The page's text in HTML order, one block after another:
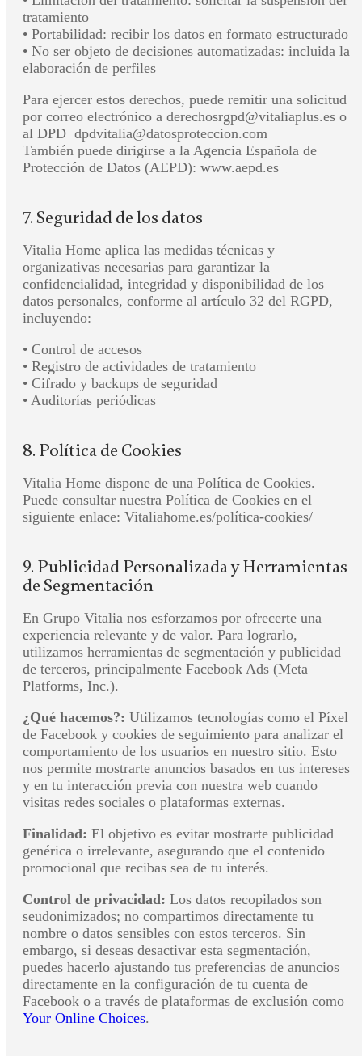
tratamiento
• Portabilidad: recibir los datos en formato estructurado
• No ser objeto de decisiones automatizadas: incluida la
elaboración de perfiles
Para ejercer estos derechos, puede remitir una solicitud
por correo electrónico a derechosrgpd@vitaliaplus.es o
al DPD dpdvitalia@datosproteccion.com
También puede dirigirse a la Agencia Española de
Protección de Datos (AEPD): www.aepd.es
7. Seguridad de los datos
Vitalia Home aplica las medidas técnicas y
organizativas necesarias para garantizar la
confidencialidad, integridad y disponibilidad de los
datos personales, conforme al artículo 32 del RGPD,
incluyendo:
• Control de accesos
• Registro de actividades de tratamiento
• Cifrado y backups de seguridad
• Auditorías periódicas
8. Política de Cookies
Vitalia Home dispone de una Política de Cookies.
Puede consultar nuestra Política de Cookies en el
siguiente enlace: Vitaliahome.es/política-cookies/
9. Publicidad Personalizada y Herramientas
de Segmentación
En Grupo Vitalia nos esforzamos por ofrecerte una
experiencia relevante y de valor. Para lograrlo,
utilizamos herramientas de segmentación y publicidad
de terceros, principalmente Facebook Ads (Meta
Platforms, Inc.).
¿Qué hacemos?: Utilizamos tecnologías como el Píxel
de Facebook y cookies de seguimiento para analizar el
comportamiento de los usuarios en nuestro sitio. Esto
nos permite mostrarte anuncios basados en tus intereses
y en tu interacción previa con nuestra web cuando
visitas redes sociales o plataformas externas.
Finalidad: El objetivo es evitar mostrarte publicidad
genérica o irrelevante, asegurando que el contenido
promocional que recibas sea de tu interés.
Control de privacidad: Los datos recopilados son
seudonimizados; no compartimos directamente tu
nombre o datos sensibles con estos terceros. Sin
embargo, si deseas desactivar esta segmentación,
puedes hacerlo ajustando tus preferencias de anuncios
directamente en la configuración de tu cuenta de
Facebook o a través de plataformas de exclusión como
Your Online Choices.